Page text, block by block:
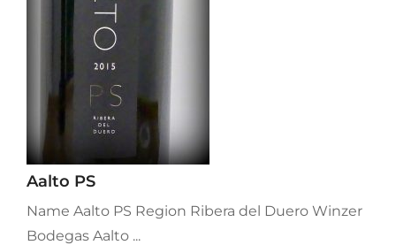
Aalto PS
Name Aalto PS Region Ribera del Duero Winzer
Bodegas Aalto ...